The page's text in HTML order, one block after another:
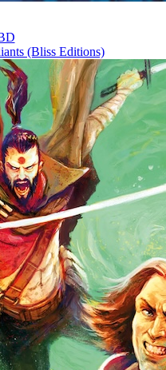
(Bliss Editions)